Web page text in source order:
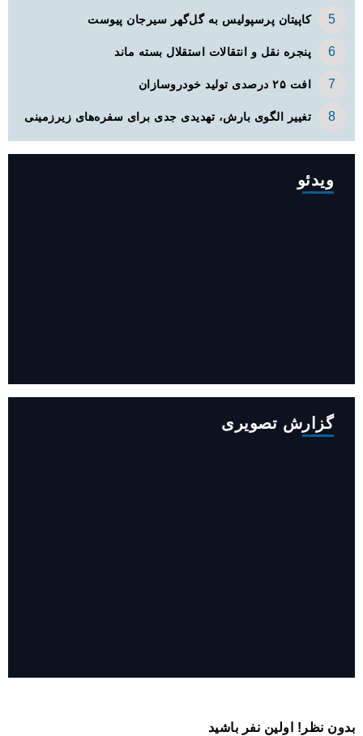
کاپیتان پرسپولیس به گل‌گهر سیرجان پیوست
پنجره‌ نقل و انتقالات استقلال بسته ماند
افت ۲۵ درصدی تولید خودروسازان
تغییر الگوی بارش، تهدیدی جدی برای سفره‌های زیرزمینی
ویدئو
گزارش تصویری
بدون نظر! اولین نفر باشید